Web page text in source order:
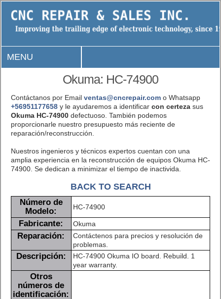
MENU
Okuma: HC-74900
Contáctanos por Email ventas@cncrepair.como Whatsapp
+56951177658y le ayudaremos a identificar con certezasus
Okuma HC-74900defectuoso. También podemos
proporcionarle nuestro presupuesto más reciente de
reparación/reconstrucción.
Nuestros ingenieros y técnicos expertos cuentan con una
amplia experiencia en la reconstrucción de equipos Okuma HC-
74900. Se dedican a minimizar el tiempo de inactivida.
BACK TO SEARCH
Número de
Modelo:
HC-74900
Fabricante: Okuma
Reparación:
Contáctenos para precios y resolución de
problemas.
Descripción:
HC-74900 Okuma IO board. Rebuild. 1
year warranty.
Otros
números de
identificación: